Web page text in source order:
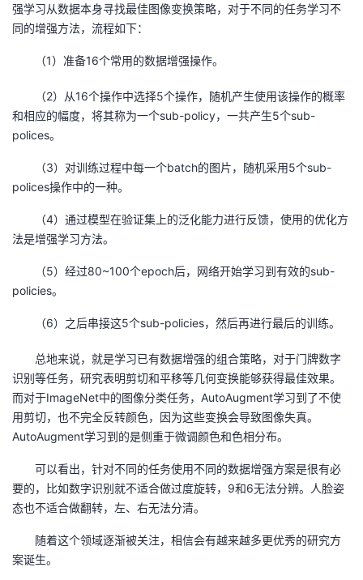
强学习从数据本身寻找最佳图像变换策略，对于不同的任务学习不
同的增强方法，流程如下：
（1）准备16个常用的数据增强操作。
（2）从16个操作中选择5个操作，随机产生使用该操作的概率
和相应的幅度，将其称为一个sub-policy，一共产生5个sub-
polices。
（3）对训练过程中每一个batch的图片，随机采用5个sub-
polices操作中的一种。
（4）通过模型在验证集上的泛化能力进行反馈，使用的优化方
法是增强学习方法。
（5）经过80~100个epoch后，网络开始学习到有效的sub-
policies。
（6）之后串接这5个sub-policies，然后再进行最后的训练。
总地来说，就是学习已有数据增强的组合策略，对于门牌数字
识别等任务，研究表明剪切和平移等几何变换能够获得最佳效果。
而对于ImageNet中的图像分类任务，AutoAugment学习到了不使
用剪切，也不完全反转颜色，因为这些变换会导致图像失真。
AutoAugment学习到的是侧重于微调颜色和色相分布。
可以看出，针对不同的任务使用不同的数据增强方案是很有必
要的，比如数字识别就不适合做过度旋转，9和6无法分辨。人脸姿
态也不适合做翻转，左、右无法分清。
随着这个领域逐渐被关注，相信会有越来越多更优秀的研究方
案诞生。